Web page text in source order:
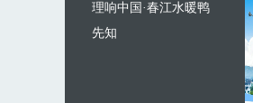
理响中国·春江水暖鸭
先知